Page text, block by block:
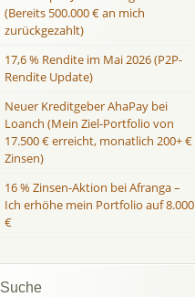
(Bereits 500.000 € an mich
zurückgezahlt)
17,6 % Rendite im Mai 2026 (P2P-
Rendite Update)
Neuer Kreditgeber AhaPay bei
Loanch (Mein Ziel-Portfolio von
17.500 € erreicht, monatlich 200+ €
Zinsen)
16 % Zinsen-Aktion bei Afranga –
Ich erhöhe mein Portfolio auf 8.000
€
Suche